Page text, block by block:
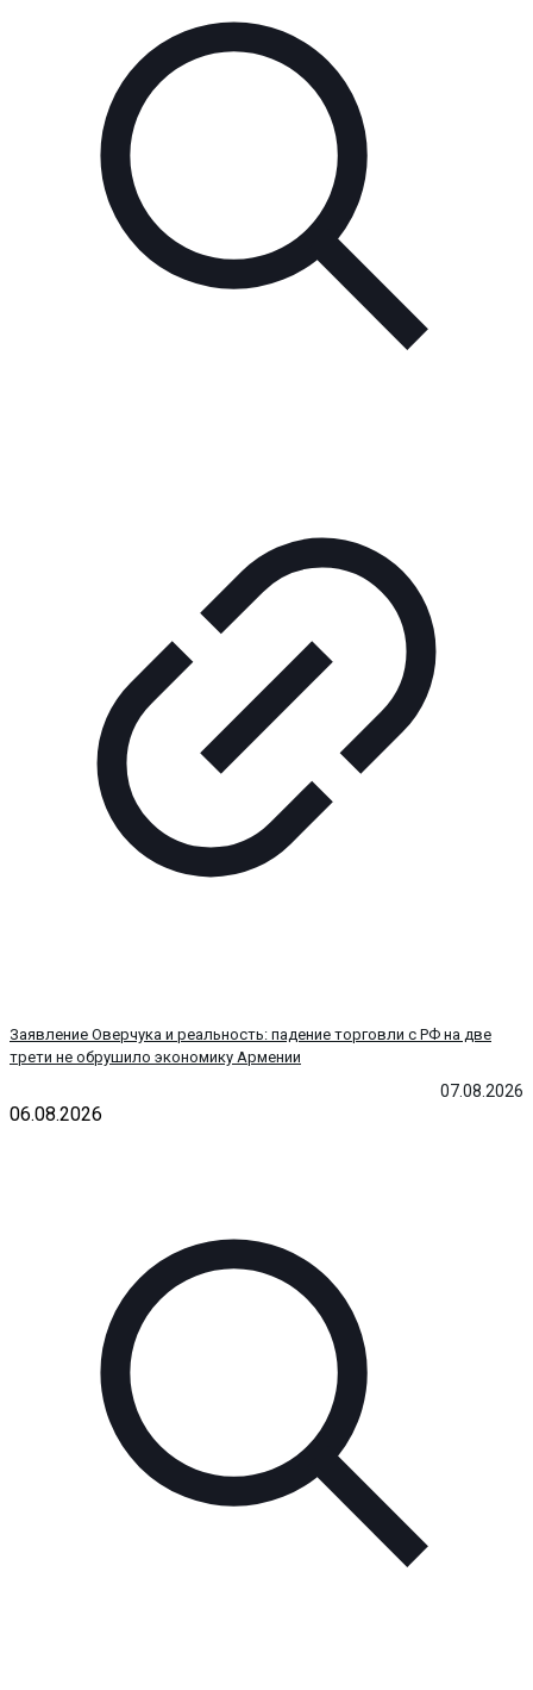
07.08.2026
Заявление Оверчука и реальность: падение торговли с РФ на две
трети не обрушило экономику Армении
06.08.2026